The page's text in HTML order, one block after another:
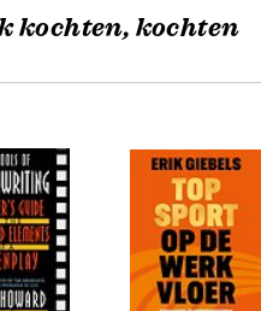
kochten, kochten